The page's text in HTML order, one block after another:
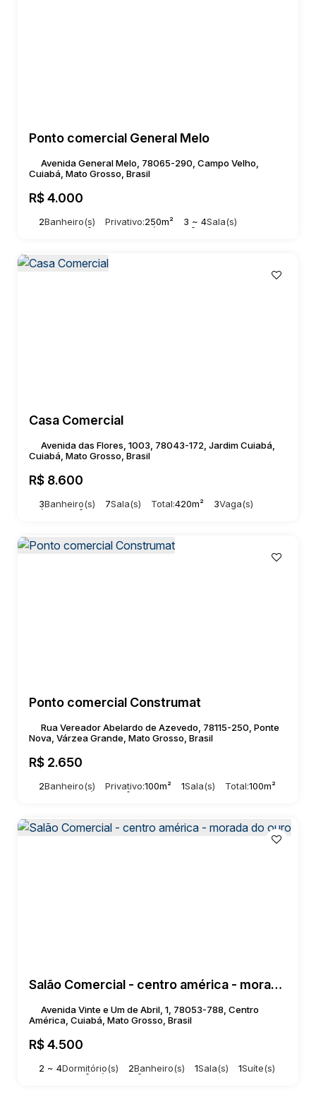
Ponto comercial General Melo
R$4.000
Avenida General Melo, 78065-290, Campo Velho,
Cuiabá, Mato Grosso, Brasil
2Banheiro(s) Privativo:250m² 3 ~ 4Sala(s)
250m² Útil: 250m²
Casa Comercial
R$ 8.600
Avenida das Flores, 1003, 78043-172, Jardim Cuiabá,
Cuiabá, Mato Grosso, Brasil
3Banheiro(s) 7Sala(s) Total:420m² 3Vaga(s)
Útil:
329m²
Ponto comercial Construmat
R$ 2.650
Rua Vereador Abelardo de Azevedo, 78115-250, Ponte
Nova, Várzea Grande, Mato Grosso, Brasil
2Banheiro(s) Privativo:100m² 1Sala(s) Total:100m²
Útil: 100m²
Salão Comercial - centro américa - morada do ouro
R$4.500
Avenida Vinte e Um de Abril, 1, 78053-788, Centro
América, Cuiabá, Mato Grosso, Brasil
2 ~ 4Dormitório(s) 2Banheiro(s) 1Sala(s) 1Suíte(s)
100m² Útil: 100m²